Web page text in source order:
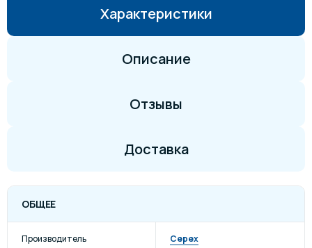
Характеристики
Описание
Отзывы
Доставка
ОБЩЕЕ
Производитель Cepex